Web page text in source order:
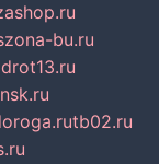
bu.ru
tb02.ru